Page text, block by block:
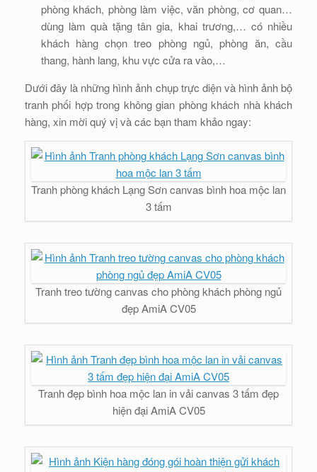
phòng khách, phòng làm việc, văn phòng, cơ quan…
dùng làm quà tặng tân gia, khai trương,… có nhiều
khách hàng chọn treo phòng ngủ, phòng ăn, cầu
thang, hành lang, khu vực cửa ra vào,…
Dưới đây là những hình ảnh chụp trực diện và hình ảnh bộ
tranh phối hợp trong không gian phòng khách nhà khách
hàng, xin mời quý vị và các bạn tham khảo ngay:
Tranh phòng khách Lạng Sơn canvas bình hoa mộc lan
3 tấm
Tranh treo tường canvas cho phòng khách phòng ngủ
đẹp AmiA CV05
Tranh đẹp bình hoa mộc lan in vải canvas 3 tấm đẹp
hiện đại AmiA CV05